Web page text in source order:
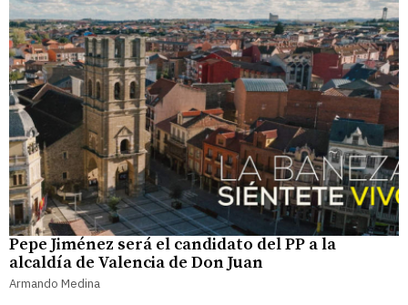
Pepe Jiménez será el candidato del PP a la
alcaldía de Valencia de Don Juan
Armando Medina